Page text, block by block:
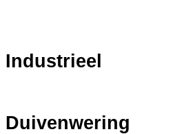
Industrieel
Duivenwering